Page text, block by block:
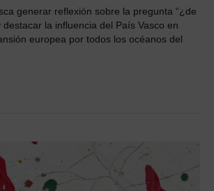
generar reflexión sobre la pregunta “¿de
destacar la influencia del País Vasco en
europea por todos los océanos del